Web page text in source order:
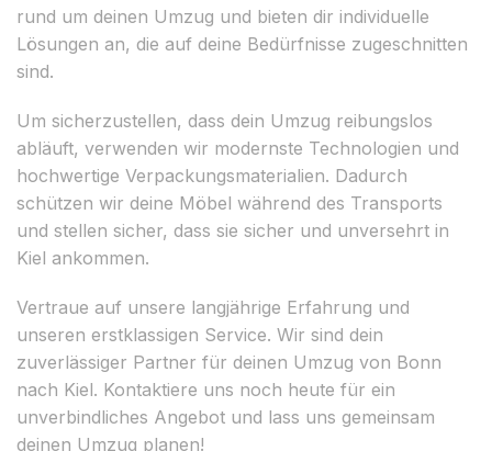
rund um deinen Umzug und bieten dir individuelle
Lösungen an, die auf deine Bedürfnisse zugeschnitten
sind.
Um sicherzustellen, dass dein Umzug reibungslos
abläuft, verwenden wir modernste Technologien und
hochwertige Verpackungsmaterialien. Dadurch
schützen wir deine Möbel während des Transports
und stellen sicher, dass sie sicher und unversehrt in
Kiel ankommen.
Vertraue auf unsere langjährige Erfahrung und
unseren erstklassigen Service. Wir sind dein
zuverlässiger Partner für deinen Umzug von Bonn
nach Kiel. Kontaktiere uns noch heute für ein
unverbindliches Angebot und lass uns gemeinsam
deinen Umzug planen!